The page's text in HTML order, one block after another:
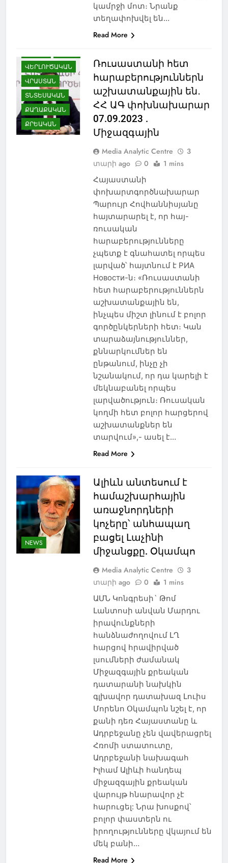
կամրջի մոտ։ Նրանք
տեղափոխվել են…
Read More
ՎԵՐԼՈՒԾԱԿԱՆ
ՎՐԱՍՏԱՆ
ՏՆՏԵՍԱԿԱՆ
ՔԱՂԱՔԱԿԱՆ
ՔՐԵԱԿԱՆ
Ռուսաստանի հետ
հարաբերություններն
աշխատանքային են․
ՀՀ ԱԳ փոխնախարար
07.09.2023 .
Միջազգային
Media Analytic Centre
3
տարի ago
0 1 mins
Հայաստանի
փոխարտգործնախարար
Պարույր Հովհաննիսյանը
հայտարարել է, որ հայ-
ռուսական
հարաբերությունները
չպետք է գնահատել որպես
լարված՝ հայտնում է РИА
Новости-ն։ «Ռուսաստանի
հետ հարաբերություններն
աշխատանքային են,
ինչպես միշտ լինում է բոլոր
գործընկերների հետ։ Կան
տարաձայնություններ,
քննարկումներ են
ընթանում, ինչը չի
նշանակում, որ դա կարելի է
մեկնաբանել որպես
լարվածություն։ Ռուսական
կողմի հետ բոլոր հարցերով
աշխատանքներ են
տարվում»,- ասել է…
Read More
NEWS
Ալիևն անտեսում է
համաշխարհային
առաջնորդների
կոչերը՝ անհապաղ
բացել Լաչինի
միջանցքը. Օկամպո
Media Analytic Centre
3
տարի ago
0 1 mins
ԱՄՆ Կոնգրեսի` Թոմ
Լանտոսի անվան Մարդու
իրավունքների
հանձնաժողովում ԼՂ
հարցով հրավիրված
լսումների ժամանակ
Միջազգային քրեական
դատարանի նախկին
գլխավոր դատախազ Լուիս
Մորենո Օկամպոն նշել է, որ
քանի դեռ Հայաստանը և
Ադրբեջանը չեն վավերացրել
Հռոմի ստատուտը,
Ադրբեջանի նախագահ
Իլհամ Ալիևի հանդեպ
միջազգային քրեական
վարույթ հնարավոր չէ
հարուցել: Նրա խոսքով՝
բոլոր փաստերն ու
իրողությունները վկայում են
մեկ բանի…
Read More